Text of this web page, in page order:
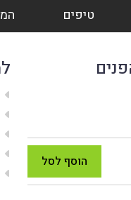
טיפים
הוסף לסל